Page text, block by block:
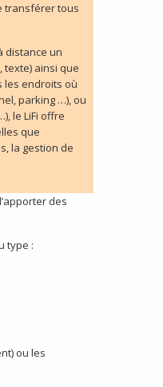
transférer tous
distance un
texte) ainsi que
les endroits où
parking …), ou
le LiFi offre
que
la gestion de
des
type :
ou les